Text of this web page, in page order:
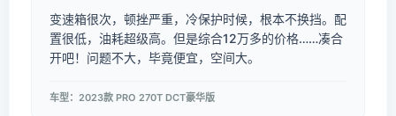
变速箱很次，顿挫严重，冷保护时候，根本不换挡。配
置很低，油耗超级高。但是综合12万多的价格……凑合
开吧！问题不大，毕竟便宜，空间大。
车型：2023款 PRO 270T DCT豪华版